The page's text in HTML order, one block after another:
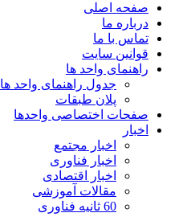
صفحه اصلی
درباره ما
تماس با ما
قوانین سایت
راهنمای واحد ها
جدول راهنمای واحد ها
پلان طبقات
صفحات اختصاصی واحدها
اخبار
اخبار مجتمع
اخبار فناوری
اخبار اقتصادی
مقالات آموزشی
60 ثانیه فناوری